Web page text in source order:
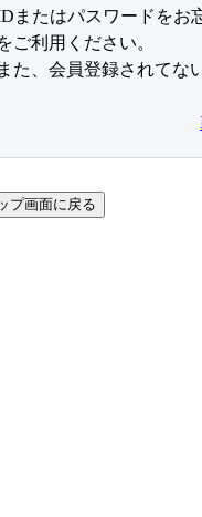
またはパスワードをお
ご利用ください。
また、会員登録されてな
プ画面に戻る